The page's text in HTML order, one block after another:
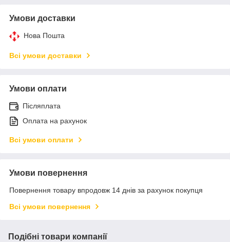
Умови доставки
Нова Пошта
Всі умови доставки
Умови оплати
Післяплата
Оплата на рахунок
Всі умови оплати
Умови повернення
Повернення товару впродовж 14 днів за рахунок покупця
Всі умови повернення
Подібні товари компанії